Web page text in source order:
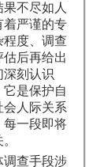
不尽如人
着严谨的专
程度、调查
后再给出
深刻认识
是保护自
人际关系
每一段即将
调查手段涉